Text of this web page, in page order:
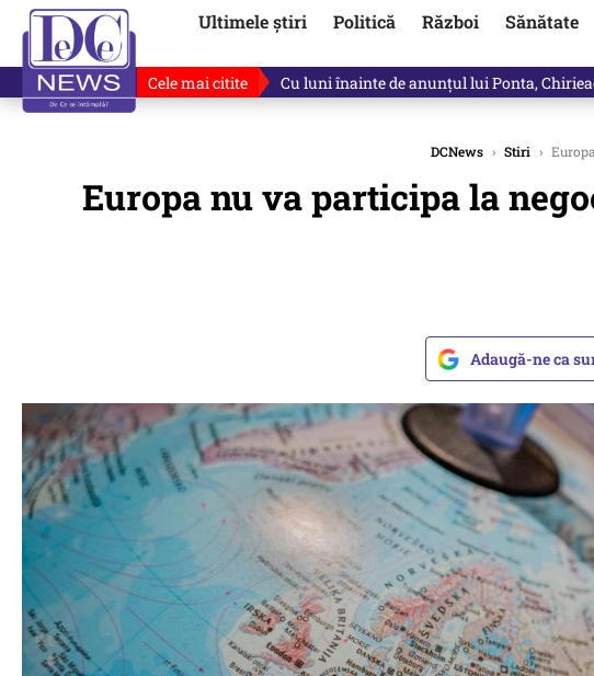
Ultimele știri Politică Război Sănătate
Cele mai citite De ce a mințit Ilie Bolojan? Victor Ponta ne
DCNews › Stiri ›
Europa nu va participa la
Adaugă-ne ca